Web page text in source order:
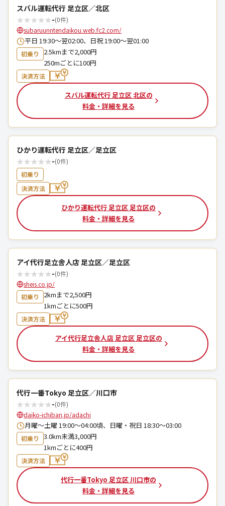
スバル運転代行 足立区／北区
★★★★★-(0件)
subaruunntendaikou.web.fc2.com/
平日 19:30～翌02:00、日祝 19:00～翌01:00
初乗り
2.5kmまで2,000円
250mごとに100円
決済方法
スバル運転代行 足立区 北区の
料金・詳細を見る
ひかり運転代行 足立区／足立区
★★★★★-(0件)
初乗り
決済方法
ひかり運転代行 足立区 足立区の
料金・詳細を見る
アイ代行足立舎人店 足立区／足立区
★★★★★-(0件)
sheis.co.jp/
初乗り
2kmまで2,500円
1kmごとに500円
決済方法
アイ代行足立舎人店 足立区 足立区の
料金・詳細を見る
代行一番Tokyo 足立区／川口市
★★★★★-(0件)
daiko-ichiban.jp/adachi
月曜～土曜 19:00～04:00頃、日曜・祝日 18:30～03:00
初乗り
3.0km未満3,000円
1kmごとに400円
決済方法
代行一番Tokyo 足立区 川口市の
料金・詳細を見る